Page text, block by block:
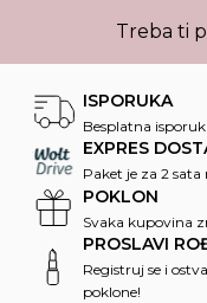
Treba ti
ISPORUKA
Besplatna
EXPRES
Paket je za 2 sata
POKLON
Svaka kupovina
PROSLAVI
Registruj se i
poklone!